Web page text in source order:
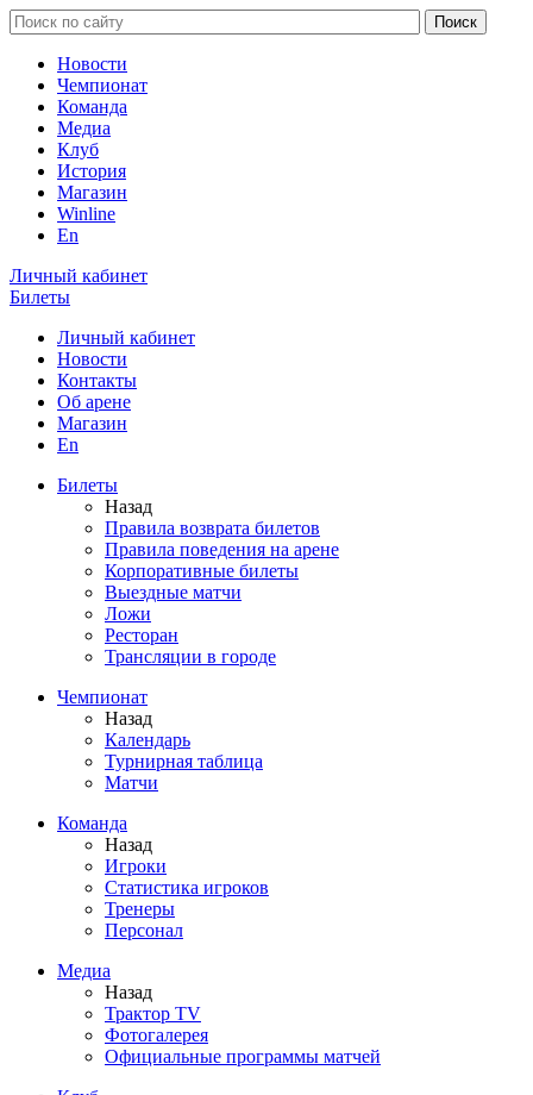
Новости
Чемпионат
Команда
Медиа
Клуб
История
Магазин
Winline
En
Личный кабинет
Билеты
Личный кабинет
Новости
Контакты
Об арене
Магазин
En
Билеты
Назад
Правила возврата билетов
Правила поведения на арене
Корпоративные билеты
Выездные матчи
Ложи
Ресторан
Трансляции в городе
Чемпионат
Назад
Календарь
Турнирная таблица
Матчи
Команда
Назад
Игроки
Статистика игроков
Тренеры
Персонал
Медиа
Назад
Трактор TV
Фотогалерея
Официальные программы матчей